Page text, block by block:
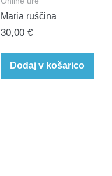
Maria ruščina
30,00 €
Dodaj v košarico